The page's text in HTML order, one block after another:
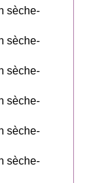
sèche-
sèche-
sèche-
sèche-
sèche-
sèche-